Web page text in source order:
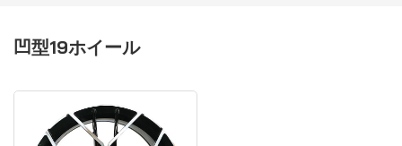
凹型19ホイール